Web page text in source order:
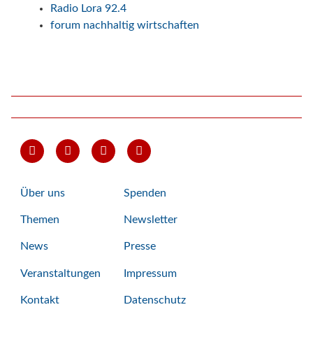
Radio Lora 92.4
forum nachhaltig wirtschaften
Über uns
Themen
News
Veranstaltungen
Kontakt
Spenden
Newsletter
Presse
Impressum
Datenschutz